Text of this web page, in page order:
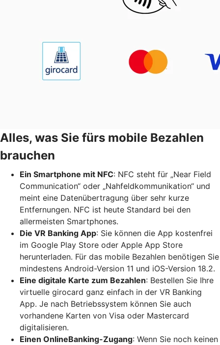
Alles, was Sie fürs mobile Bezahlen
brauchen
Ein Smartphone mit NFC: NFC steht für „Near Field
Communication“ oder „Nahfeldkommunikation“ und
meint eine Datenübertragung über sehr kurze
Entfernungen. NFC ist heute Standard bei den
allermeisten Smartphones.
Die VR Banking App: Sie können die App kostenfrei
im Google Play Store oder Apple App Store
herunterladen. Für das mobile Bezahlen benötigen Sie
mindestens Android-Version 11 und iOS-Version 18.2.
Eine digitale Karte zum Bezahlen: Bestellen Sie Ihre
virtuelle girocard ganz einfach in der VR Banking
App. Je nach Betriebssystem können Sie auch
vorhandene Karten von Visa oder Mastercard
digitalisieren.
Einen OnlineBanking-Zugang: Wenn Sie noch keinen